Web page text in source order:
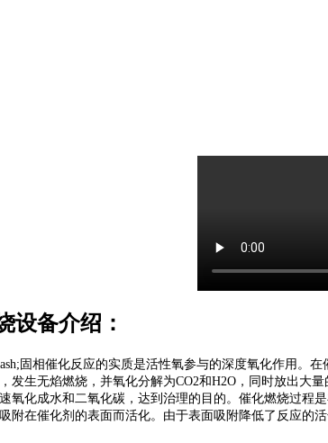
设备介绍：
固相催化反应的实质是活性氧参与的深度氧化作用。
生无焰燃烧，并氧化分解为CO2和H2O，同时放出大
氧化成水和二氧化碳，达到治理的目的。催化燃烧过
附在催化剂的表面而活化。由于表面吸附降低了反应的